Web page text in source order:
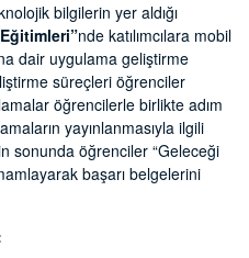
bilgilerin yer aldığı
nde katılımcılara mobil
dair uygulama geliştirme
süreçleri öğrenciler
öğrencilerle birlikte adım
yayınlanmasıyla ilgili
sonunda öğrenciler “Geleceği
başarı belgelerini